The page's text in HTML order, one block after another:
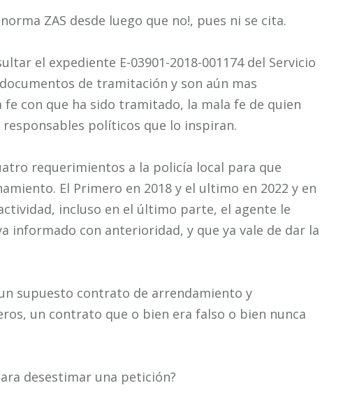
ZAS desde luego que no!, pues ni se cita.
el expediente E-03901-2018-001174 del Servicio
de tramitación y son aún mas
fe con que ha sido tramitado, la mala fe de quien
políticos que lo inspiran.
requerimientos a la policía local para que
El Primero en 2018 y el ultimo en 2022 y en
incluso en el último parte, el agente le
informado con anterioridad, y que ya vale de dar la
supuesto contrato de arrendamiento y
un contrato que o bien era falso o bien nunca
desestimar una petición?